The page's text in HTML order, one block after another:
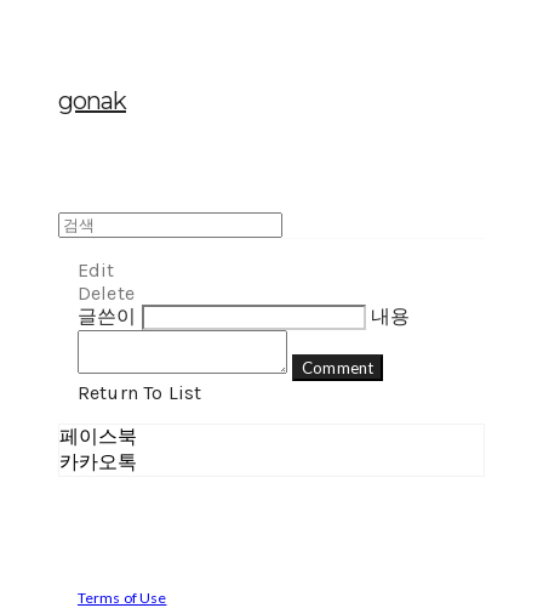
gonak
Edit
Delete
글쓴이
내용
Comment
Return To List
페이스북
카카오톡
Terms of Use